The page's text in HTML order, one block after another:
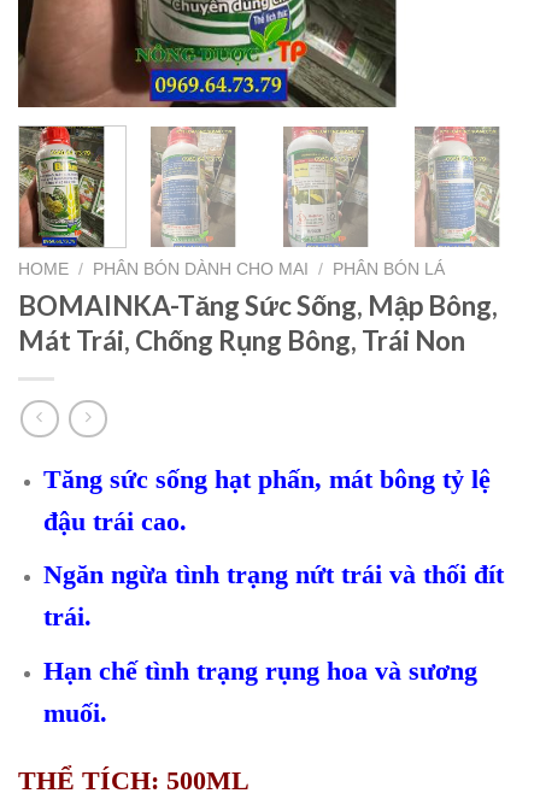
HOME / PHÂN BÓN DÀNH CHO MAI / PHÂN BÓN LÁ
BOMAINKA-Tăng Sức Sống, Mập Bông,
Mát Trái, Chống Rụng Bông, Trái Non
Tăng sức sống hạt phấn, mát bông tỷ lệ
đậu trái cao.
Ngăn ngừa tình trạng nứt trái và thối đít
trái.
Hạn chế tình trạng rụng hoa và sương
muối.
THỂ TÍCH: 500ML